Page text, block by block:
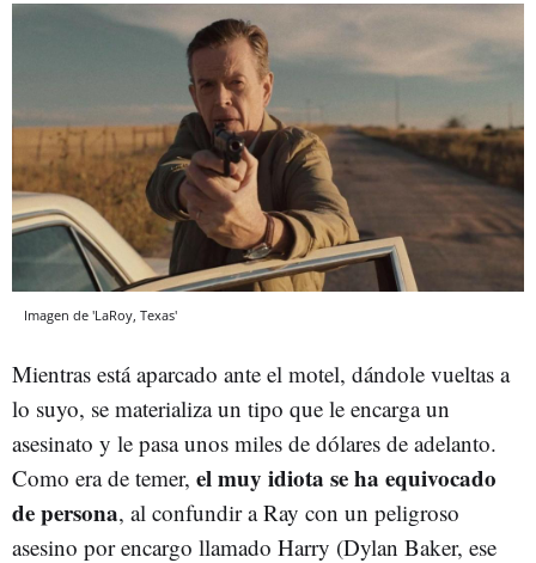
Imagen de 'LaRoy, Texas'
Mientras está aparcado ante el motel, dándole vueltas a
lo suyo, se materializa un tipo que le encarga un
asesinato y le pasa unos miles de dólares de adelanto.
Como era de temer, el muy idiota se ha equivocado
de persona, al confundir a Ray con un peligroso
asesino por encargo llamado Harry (Dylan Baker, ese